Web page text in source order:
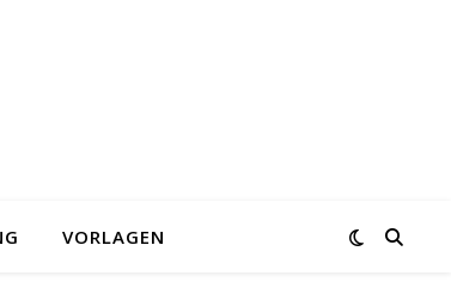
VORLAGEN